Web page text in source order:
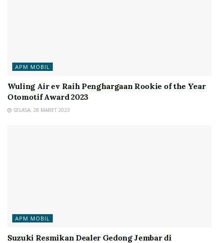
APM MOBIL
Wuling Air ev Raih Penghargaan Rookie of the Year
Otomotif Award 2023
SELASA, 28 MARET 2023
APM MOBIL
Suzuki Resmikan Dealer Gedong Jembar di